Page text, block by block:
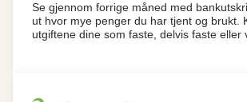
Se gjennom forrige måned med
ut hvor mye penger du har tjent og brukt.
utgiftene dine som faste, delvis faste eller